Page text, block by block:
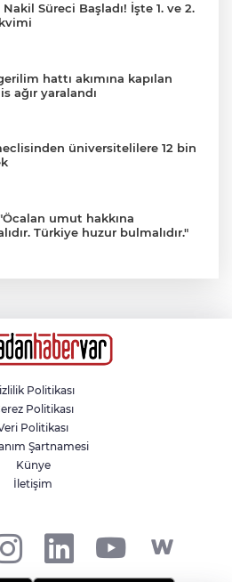
Nakil Süreci Başladı! İşte 1. ve 2.
hattı akımına kapılan
ağır yaralandı
üniversitelilere 12 bin
umut hakkına
Türkiye huzur bulmalıdır."
masaya sert koyunca kovuldu
tarihi haziredeki mezar taşlarını
yakalandı
Politikası
Politikası
Politikası
Şartnamesi
Künye
İletişim